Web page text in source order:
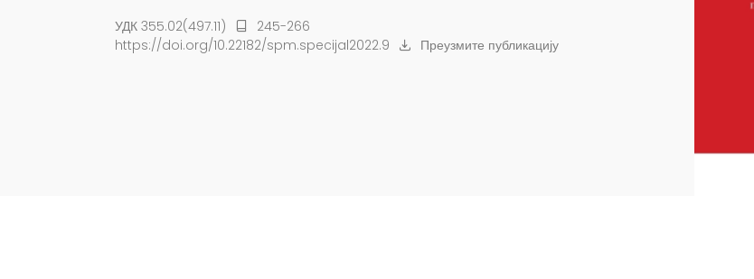
УДК 355.02(497.11)
245-266
https://doi.org/10.22182/spm.specijal2022.9
Преузмите публикацију